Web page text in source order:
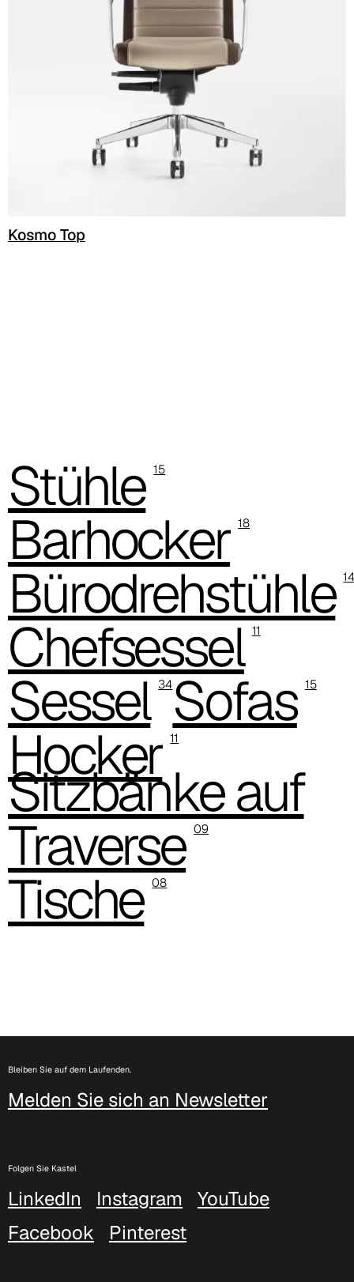
Trevi (Cat. C - Stoff)
C 387
C 384
Kosmo Top
Stühle 15
Barhocker 18
Bürodrehstühle
Chefsessel 11
Sessel 34Sofas 15
Hocker 11
Sitzbänke auf
Traverse 09
Tische 08
Bleiben Sie auf dem Laufenden.
Melden Sie sich an Newsletter
Folgen Sie Kastel
LinkedIn Instagram
YouTube
Facebook
Pinterest